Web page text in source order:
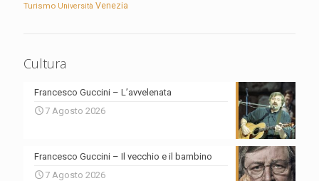
Turismo Università Venezia
Cultura
Francesco Guccini – L’avvelenata
7 Agosto 2026
Francesco Guccini – Il vecchio e il bambino
7 Agosto 2026